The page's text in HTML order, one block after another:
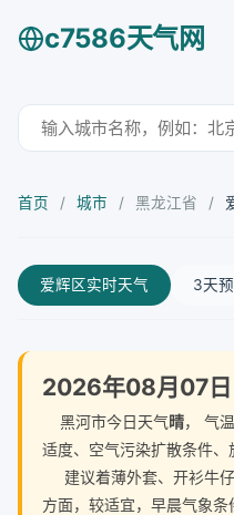
c7586天气网
首页 / 城市 / 黑龙江省 /
爱辉区实时天气 3天
2026年08月07日
黑河市今日天气晴， 气
适度、空气污染扩散条件、
建议着薄外套、开衫牛仔
方面，较适宜，早晨气象